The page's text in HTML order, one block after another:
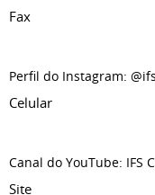
Fax
Perfil do Instagram:
Celular
Canal do YouTube: IFS
Site